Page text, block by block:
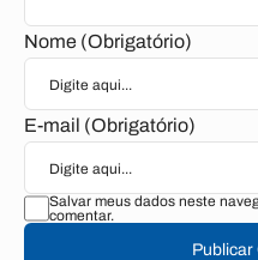
Nome (Obrigatório)
E-mail (Obrigatório)
Salvar meus dados neste
comentar.
Publicar